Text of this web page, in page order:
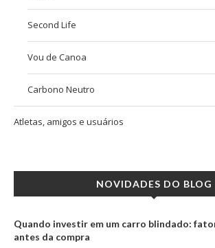
Second Life
Vou de Canoa
Carbono Neutro
Atletas, amigos e usuários
NOVIDADES DO BLOG
Quando investir em um carro blindado:
antes da compra